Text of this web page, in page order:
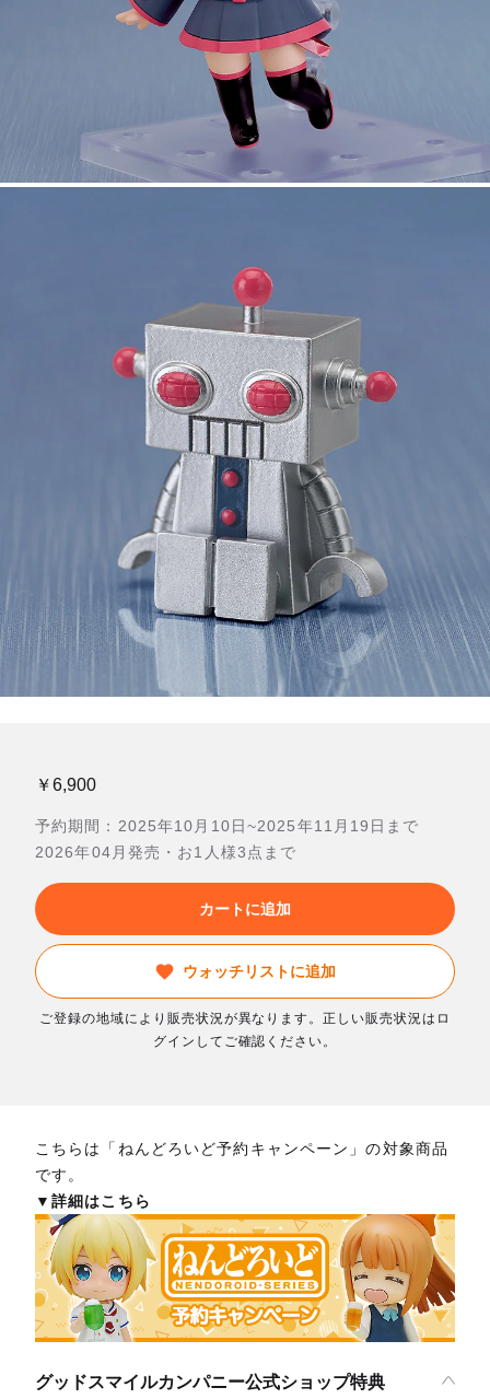
￥6,900
予約期間：2025年10月10日~2025年11月19日まで
2026年04月発売・お1人様3点まで
カートに追加
ウォッチリストに追加
ご登録の地域により販売状況が異なります。正しい販売状況はロ
グインしてご確認ください。
こちらは「ねんどろいど予約キャンペーン」の対象商品
です。
▼詳細はこちら
グッドスマイルカンパニー公式ショップ特典